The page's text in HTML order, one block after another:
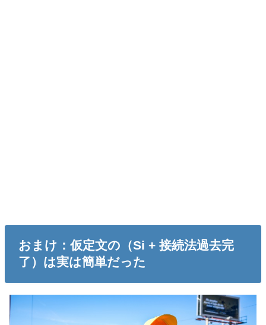
おまけ：仮定文の（Si + 接続法過去完
了）は実は簡単だった